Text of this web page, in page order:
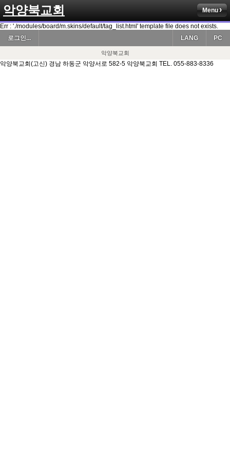
악양북교회 Menu
Err : './modules/board/m.skins/default/tag_list.html' template file does not exists.
로그인...
PC
LANG
악양북교회
악양북교회(고신) 경남 하동군 악양서로 582-5 악양북교회 TEL. 055-883-8336